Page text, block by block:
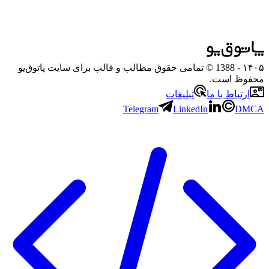
۱۴۰۵
- 1388 © تمامی حقوق مطالب و قالب برای سایت پاتوق‌یو
محفوظ است.
ارتباط با ما
تبلیغات
Telegram
LinkedIn DMCA